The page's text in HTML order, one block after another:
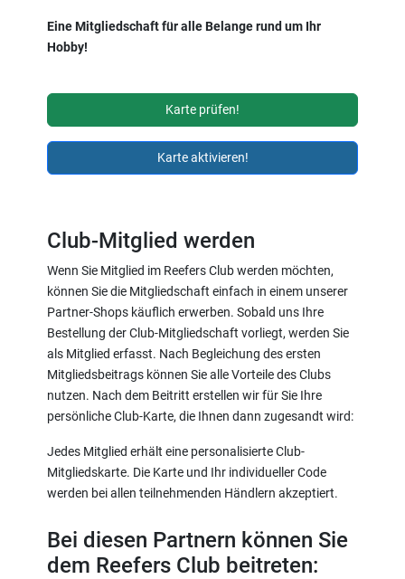
Eine Mitgliedschaft für alle Belange rund um Ihr
Hobby!
Karte prüfen!
Karte aktivieren!
Club-Mitglied werden
Wenn Sie Mitglied im Reefers Club werden möchten,
können Sie die Mitgliedschaft einfach in einem unserer
Partner-Shops käuflich erwerben. Sobald uns Ihre
Bestellung der Club-Mitgliedschaft vorliegt, werden Sie
als Mitglied erfasst. Nach Begleichung des ersten
Mitgliedsbeitrags können Sie alle Vorteile des Clubs
nutzen. Nach dem Beitritt erstellen wir für Sie Ihre
persönliche Club-Karte, die Ihnen dann zugesandt wird:
Jedes Mitglied erhält eine personalisierte Club-
Mitgliedskarte. Die Karte und Ihr individueller Code
werden bei allen teilnehmenden Händlern akzeptiert.
Bei diesen Partnern können Sie
dem Reefers Club beitreten: